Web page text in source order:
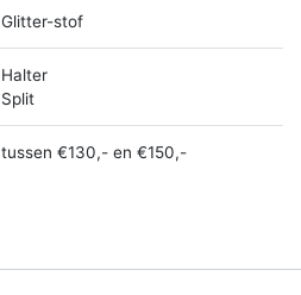
Glitter-stof
Halter
Split
tussen €130,- en €150,-